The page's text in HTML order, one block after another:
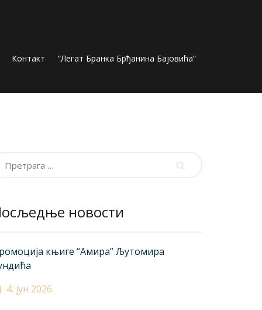
Контакт “Легат Бранка Брђанина Бајовића”
новости
књиге “Амира” Љутомира
4. јун 2026.